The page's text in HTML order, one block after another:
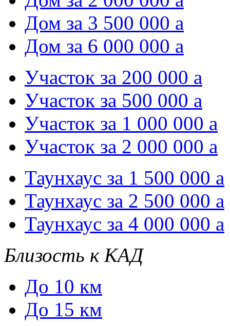
Дом за 3 500 000 a
Дом за 6 000 000 a
Участок за 200 000 a
Участок за 500 000 a
Участок за 1 000 000 a
Участок за 2 000 000 a
Таунхаус за 1 500 000 a
Таунхаус за 2 500 000 a
Таунхаус за 4 000 000 a
Близость к КАД
До 10 км
До 15 км